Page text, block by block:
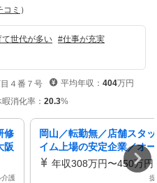
ミ ）
て世代が多い #仕事が充実
４番７号 平均年収： 404万円
消化率： 20.3%
修
阪
介護
岡山／転勤無／店舗スタ
イム上場の安定企業／オ
グ店舗多数／残業月15H以
年収308万円〜450万円